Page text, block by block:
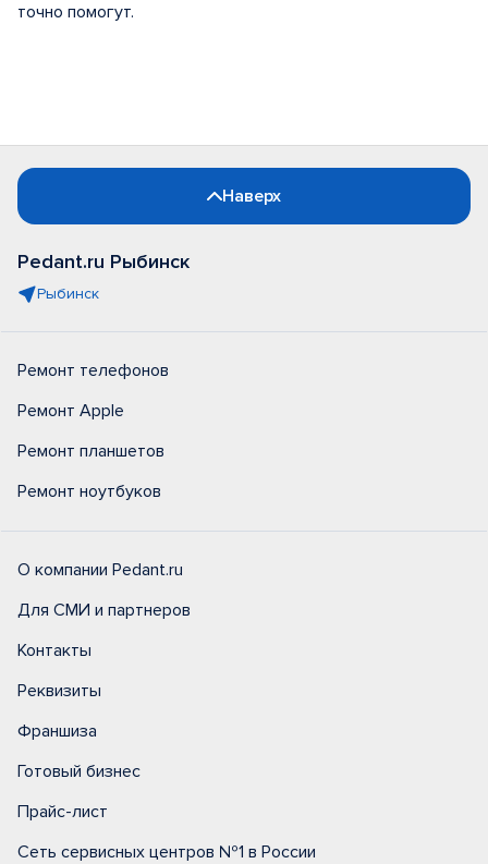
точно помогут.
Наверх
Pedant.ru Рыбинск
Рыбинск
Ремонт телефонов
Ремонт Apple
Ремонт планшетов
Ремонт ноутбуков
О компании Pedant.ru
Для СМИ и партнеров
Контакты
Реквизиты
Франшиза
Готовый бизнес
Прайс-лист
Сеть сервисных центров №1 в России